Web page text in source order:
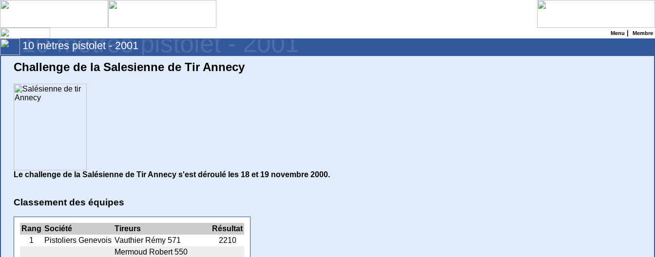
Menu Membre
10 mètres pistolet - 2001
10 mètres pistolet - 2001
Challenge de la Salesienne de Tir Annecy
Le challenge de la Salésienne de Tir Annecy s'est déroulé les 18 et 19 novembre 2000.
Classement des équipes
Rang Société Tireurs
Résultat
1
Pistoliers Genevois Vauthier Rémy 571
2210
Mermoud Robert 550